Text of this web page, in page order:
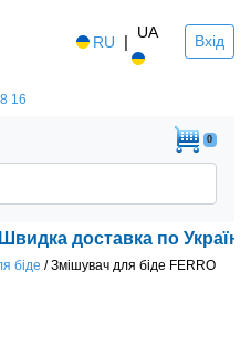
RU | UA Вхід
16
0
доставка по Україні!
біде /Змішувач для біде FERRO